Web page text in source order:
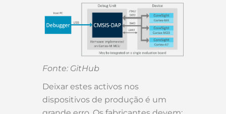
Fonte: GitHub
Deixar estes activos nos
dispositivos de produção é um